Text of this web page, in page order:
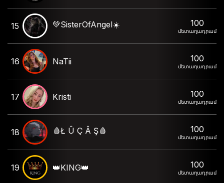
15 💚SisterOfAngel☀️ 100
մետաղադրամ
16 NaTii 100
մետաղադրամ
17 Kristi 100
մետաղադրամ
18 🩸Ł Û Ç Â Ş🩸 100
մետաղադրամ
19 👑KING👑 100
մետաղադրամ